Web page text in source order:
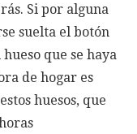
Si por alguna
suelta el botón
que se haya
de hogar es
huesos, que